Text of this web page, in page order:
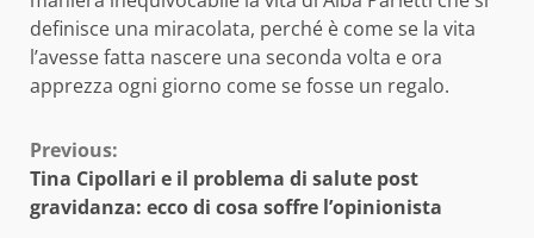
definisce una miracolata, perché è come se la vita
l’avesse fatta nascere una seconda volta e ora
apprezza ogni giorno come se fosse un regalo.
Continue
Reading
Previous:
Tina Cipollari e il problema di salute post
gravidanza: ecco di cosa soffre l’opinionista